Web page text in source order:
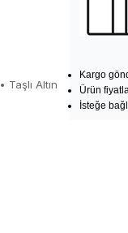
Kargo
Ürün
İsteğe
• Taşlı Altın